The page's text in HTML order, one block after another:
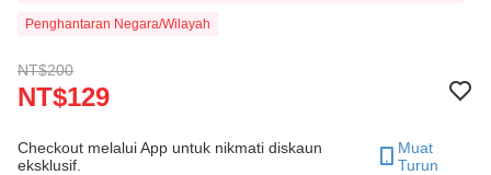
Penghantaran Negara/Wilayah
NT$200
NT$129
Checkout melalui App untuk nikmati diskaun
eksklusif.
Muat
Turun